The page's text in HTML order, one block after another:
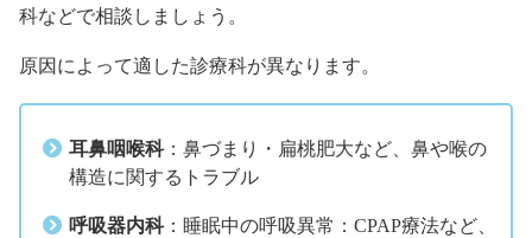
科などで相談しましょう。
原因によって適した診療科が異なります。
耳鼻咽喉科：鼻づまり・扁桃肥大など、鼻や喉の
構造に関するトラブル
呼吸器内科：睡眠中の呼吸異常：CPAP療法など、